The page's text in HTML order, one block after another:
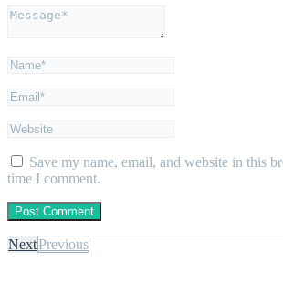
Save my name, email, and website in this
time I comment.
NextPrevious